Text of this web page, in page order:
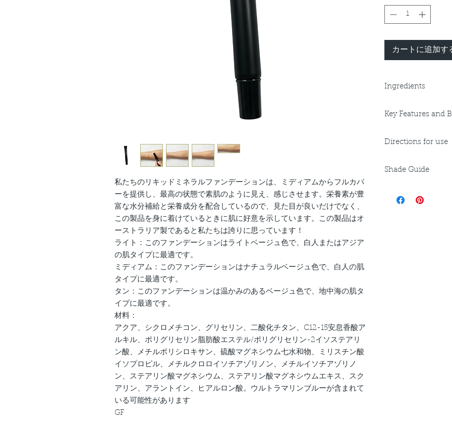
私たちのリキッドミネラルファンデーションは、ミディアムからフルカバ
ーを提供し、最高の状態で素肌のように見え、感じさせます。栄養素が豊
富な水分補給と栄養成分を配合しているので、見た目が良いだけでなく、
この製品を身に着けているときに肌に好意を示しています。この製品はオ
ーストラリア製であると私たちは誇りに思っています！
ライト：このファンデーションはライトベージュ色で、白人またはアジア
の肌タイプに最適です。
ミディアム：このファンデーションはナチュラルベージュ色で、白人の肌
タイプに最適です。
タン：このファンデーションは温かみのあるベージュ色で、地中海の肌タ
イプに最適です。
材料：
アクア、シクロメチコン、グリセリン、二酸化チタン、C12-15安息香酸ア
ルキル、ポリグリセリン脂肪酸エステル/ポリグリセリン-2イソステアリ
ン酸、メチルポリシロキサン、硫酸マグネシウム七水和物、ミリスチン酸
イソプロピル、メチルクロロイソチアゾリノン、メチルイソチアゾリノ
ン、ステアリン酸マグネシウム、ステアリン酸マグネシウムエキス、スク
アリン、アラントイン、ヒアルロン酸。ウルトラマリンブルーが含まれて
いる可能性があります
GF
カートに追加す
Ingredients
C12-15 Alkyl
Magnesium
Oxides, Camellia
pH 5, V, GF
Key Features and
Dewy finish,
Hydrating,
Hyaluronic Acid
Directions for use
sponge, brush or
primer to ensure a
Shade Guide
would be most